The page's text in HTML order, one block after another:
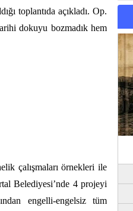
toplantıda açıkladı. Op.
dokuyu bozmadık hem
çalışmaları örnekleri ile
Belediyesi’nde 4 projeyi
engelli-engelsiz tüm